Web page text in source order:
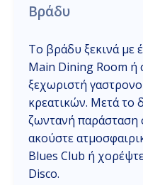
Βράδυ
Το βράδυ ξεκινά με
Main Dining Room ή
ξεχωριστή
κρεατικών. Μετά το
ζωντανή παράσταση
ακούστε
Blues Club ή
Disco.